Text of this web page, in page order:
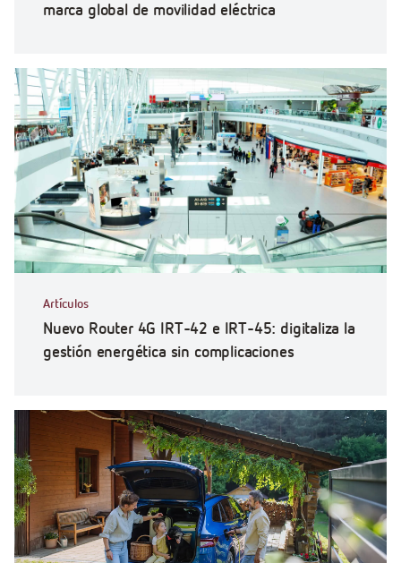
marca global de movilidad eléctrica
Artículos
Nuevo Router 4G IRT-42 e IRT-45: digitaliza la
gestión energética sin complicaciones